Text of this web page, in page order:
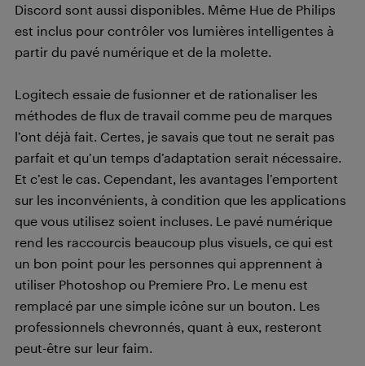
Discord sont aussi disponibles. Même Hue de Philips
est inclus pour contrôler vos lumières intelligentes à
partir du pavé numérique et de la molette.
Logitech essaie de fusionner et de rationaliser les
méthodes de flux de travail comme peu de marques
l’ont déjà fait. Certes, je savais que tout ne serait pas
parfait et qu’un temps d’adaptation serait nécessaire.
Et c’est le cas. Cependant, les avantages l’emportent
sur les inconvénients, à condition que les applications
que vous utilisez soient incluses. Le pavé numérique
rend les raccourcis beaucoup plus visuels, ce qui est
un bon point pour les personnes qui apprennent à
utiliser Photoshop ou Premiere Pro. Le menu est
remplacé par une simple icône sur un bouton. Les
professionnels chevronnés, quant à eux, resteront
peut-être sur leur faim.